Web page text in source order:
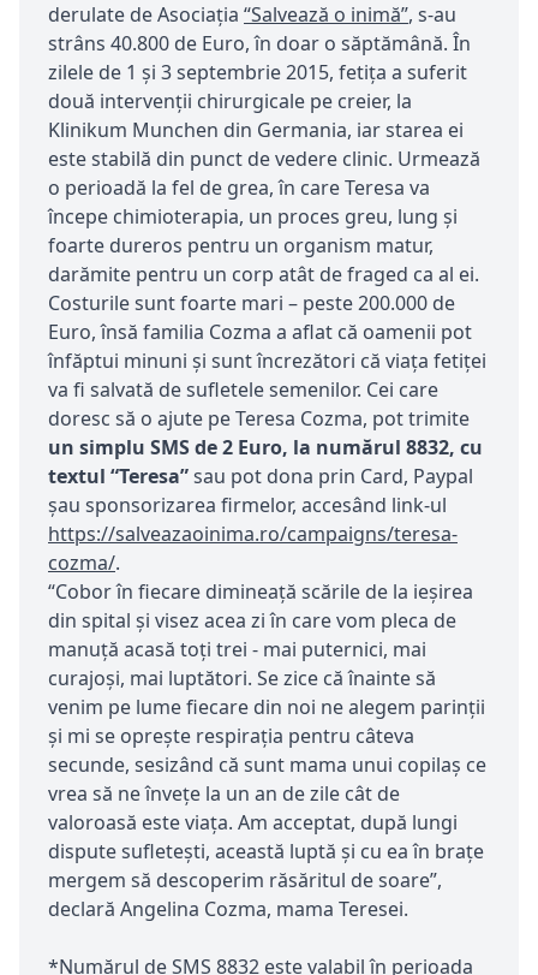
derulate de Asociația “Salvează o inimă”, s-au
strâns 40.800 de Euro, în doar o săptămână. În
zilele de 1 și 3 septembrie 2015, fetița a suferit
două intervenții chirurgicale pe creier, la
Klinikum Munchen din Germania, iar starea ei
este stabilă din punct de vedere clinic. Urmează
o perioadă la fel de grea, în care Teresa va
începe chimioterapia, un proces greu, lung și
foarte dureros pentru un organism matur,
darămite pentru un corp atât de fraged ca al ei.
Costurile sunt foarte mari – peste 200.000 de
Euro, însă familia Cozma a aflat că oamenii pot
înfăptui minuni și sunt încrezători că viața fetiței
va fi salvată de sufletele semenilor. Cei care
doresc să o ajute pe Teresa Cozma, pot trimite
un simplu SMS de 2 Euro, la numărul 8832, cu
textul “Teresa”sau pot dona prin Card, Paypal
șau sponsorizarea firmelor, accesând link-ul
https://salveazaoinima.ro/campaigns/teresa-
cozma/.
“Cobor în fiecare dimineață scările de la ieșirea
din spital și visez acea zi în care vom pleca de
manuță acasă toți trei - mai puternici, mai
curajoși, mai luptători. Se zice că înainte să
venim pe lume fiecare din noi ne alegem parinții
și mi se oprește respirația pentru câteva
secunde, sesizând că sunt mama unui copilaș ce
vrea să ne învețe la un an de zile cât de
valoroasă este viața. Am acceptat, după lungi
dispute sufletești, această luptă și cu ea în brațe
mergem să descoperim răsăritul de soare”,
declară Angelina Cozma, mama Teresei.
*Numărul de SMS 8832 este valabil în perioada